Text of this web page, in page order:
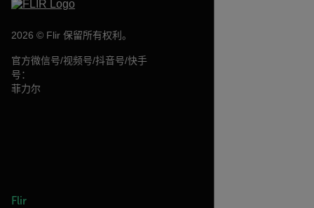
2026 © Flir 保留所有权利。
官方微信号/视频号/抖音号/快手
号：
菲力尔
Flir